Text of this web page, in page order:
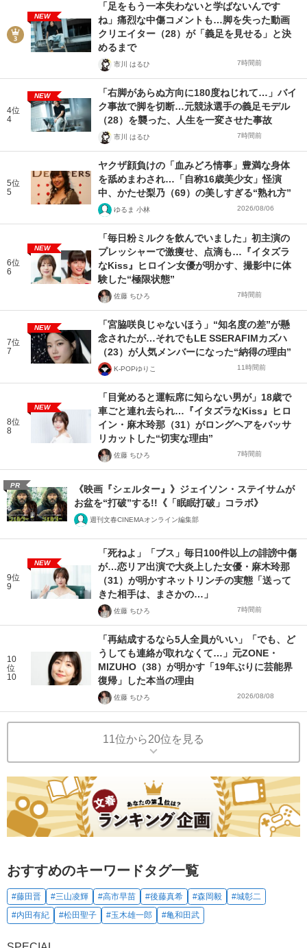
NEW
「足をもう一本失わないと学ばないんです
ね」痛烈な中傷コメントも…脚を失った動画
クリエイター（28）が「義足を見せる」と決
めるまで
市川 はるひ 7時間前
4位
4
NEW
「右脚があらぬ方向に180度ねじれて…」バイ
ク事故で脚を切断…元競泳選手の義足モデル
（28）を襲った、人生を一変させた事故
市川 はるひ 7時間前
5位
5
ヤクザ顔負けの「血みどろ情事」豊満な身体
を舐めまわされ…「自称16歳美少女」怪演
中、かたせ梨乃（69）の美しすぎる“熟れ方”
ゆるま 小林 2026/08/06
6位
6
NEW
「毎日粉ミルクを飲んでいました」初主演の
プレッシャーで激痩せ、点滴も…『イタズラ
なKiss』ヒロイン女優が明かす、撮影中に体
験した“極限状態”
佐藤 ちひろ 7時間前
7位
7
NEW
「宮脇咲良じゃないほう」“知名度の差”が懸
念されたが…それでもLE SSERAFIMカズハ
（23）が人気メンバーになった“納得の理由”
K-POPゆりこ 11時間前
8位
8
NEW
「目覚めると運転席に知らない男が」18歳で
車ごと連れ去られ…『イタズラなKiss』ヒロ
イン・麻木玲那（31）がロングヘアをバッサ
リカットした“切実な理由”
佐藤 ちひろ 7時間前
PR
《映画『シェルター』》ジェイソン・ステイサムが
お盆を“打破”する!!《「眠眠打破」コラボ》
週刊文春CINEMAオンライン編集部
9位
9
NEW
「死ねよ」「ブス」毎日100件以上の誹謗中傷
が…恋リア出演で大炎上した女優・麻木玲那
（31）が明かすネットリンチの実態「送って
きた相手は、まさかの…」
佐藤 ちひろ 7時間前
10
位
10
「再結成するなら5人全員がいい」「でも、ど
うしても連絡が取れなくて…」元ZONE・
MIZUHO（38）が明かす「19年ぶりに芸能界
復帰」した本当の理由
佐藤 ちひろ 2026/08/08
11位から20位を見る
おすすめのキーワードタグ一覧
#藤田晋 #三山凌輝 #高市早苗 #後藤真希 #森岡毅
#城彰二
#内田有紀
#松田聖子 #玉木雄一郎 #亀和田武